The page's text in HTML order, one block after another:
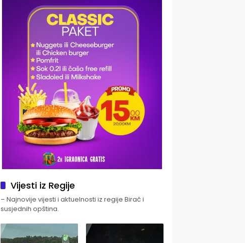
Vijesti iz Regije
– Najnovije vijesti i aktuelnosti iz regije Birač i
susjednih opština.